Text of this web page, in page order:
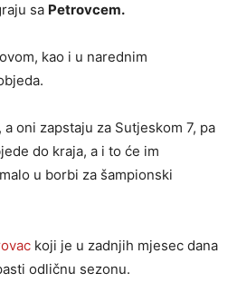
sa Petrovcem.
kao i u narednim
oni zapstaju za Sutjeskom 7, pa
do kraja, a i to će im
u borbi za šampionski
koji je u zadnjih mjesec dana
odličnu sezonu.